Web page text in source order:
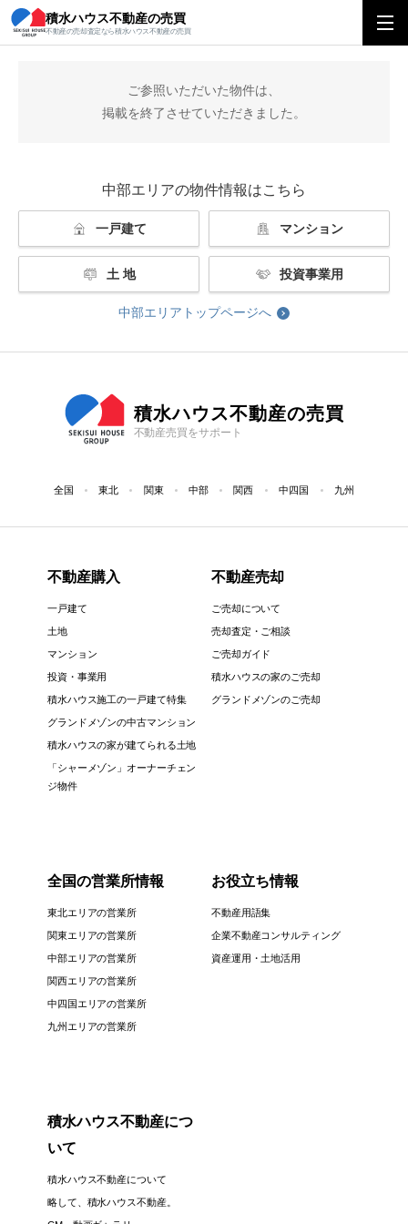
積水ハウス不動産の売買
不動産の売却査定なら積水ハウス不動産の売買
積水ハウス不動産の売買 中部エリアトップ
ご参照いただいた物件は、
掲載を終了させていただきました。
中部エリアの物件情報はこちら
一戸建て マンション
土 地 投資事業用
中部エリアトップページへ
積水ハウス不動産の売買
不動産売買をサポート
全国 東北 関東 中部 関西 中四国 九州
不動産購入
一戸建て
土地
マンション
投資・事業用
積水ハウス施工の一戸建て特集
グランドメゾンの中古マンション
積水ハウスの家が建てられる土地
「シャーメゾン」オーナーチェン
ジ物件
不動産売却
ご売却について
売却査定・ご相談
ご売却ガイド
積水ハウスの家のご売却
グランドメゾンのご売却
全国の営業所情報
東北エリアの営業所
関東エリアの営業所
中部エリアの営業所
関西エリアの営業所
中四国エリアの営業所
九州エリアの営業所
お役立ち情報
不動産用語集
企業不動産コンサルティング
資産運用・土地活用
積水ハウス不動産につ
いて
積水ハウス不動産について
略して、積水ハウス不動産。